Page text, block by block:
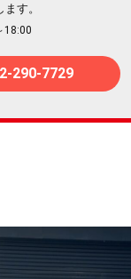
す。
18:00
290-7729